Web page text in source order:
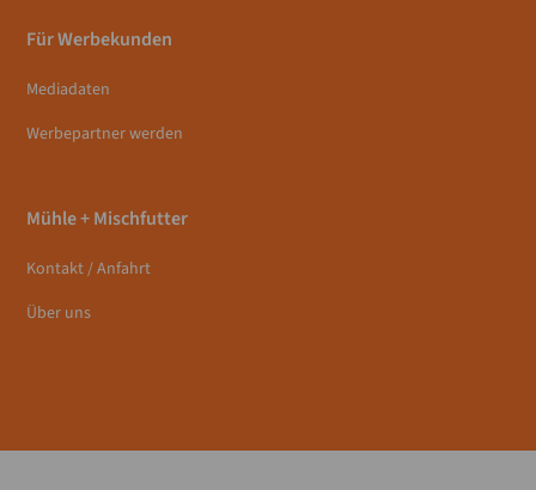
Für Werbekunden
Mediadaten
Werbepartner werden
Mühle + Mischfutter
Kontakt / Anfahrt
Über uns